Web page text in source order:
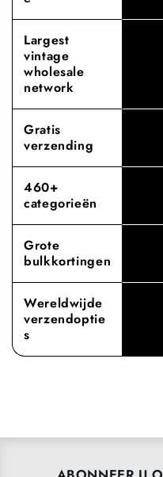
Largest
vintage
wholesale
network
Gratis
verzending
460+
categorieën
Grote
bulkkortingen
Wereldwijde
verzendoptie
s